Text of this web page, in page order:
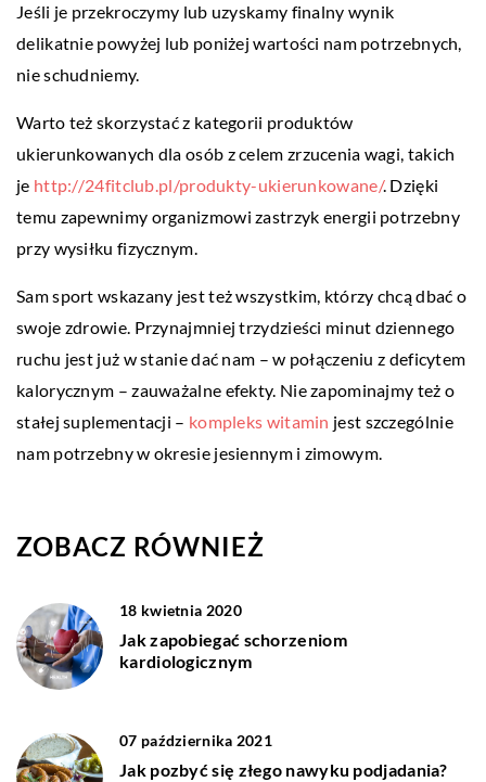
Jeśli je przekroczymy lub uzyskamy finalny wynik
delikatnie powyżej lub poniżej wartości nam potrzebnych,
nie schudniemy.
Warto też skorzystać z kategorii produktów
ukierunkowanych dla osób z celem zrzucenia wagi, takich
je http://24fitclub.pl/produkty-ukierunkowane/. Dzięki
temu zapewnimy organizmowi zastrzyk energii potrzebny
przy wysiłku fizycznym.
Sam sport wskazany jest też wszystkim, którzy chcą dbać o
swoje zdrowie. Przynajmniej trzydzieści minut dziennego
ruchu jest już w stanie dać nam – w połączeniu z deficytem
kalorycznym – zauważalne efekty. Nie zapominajmy też o
stałej suplementacji – kompleks witamin jest szczególnie
nam potrzebny w okresie jesiennym i zimowym.
ZOBACZ RÓWNIEŻ
18 kwietnia 2020
Jak zapobiegać schorzeniom
kardiologicznym
07 października 2021
Jak pozbyć się złego nawyku podjadania?